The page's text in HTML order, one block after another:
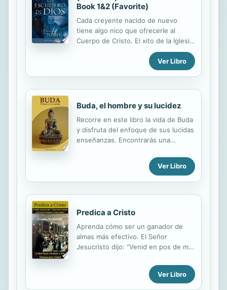
convincente.
Book 1&2 (Favorite)
Cada creyente nacido de nuevo
tiene algo nico que ofrecerle al
Cuerpo de Cristo. El xito de la Iglesia
depende de todas sus partes. Todos
en la iglesia local deben llevar el
espritu de un Escudero. Es el corazn
Reino hay que ser siervo de todos.
Ver Libro
Buda, el hombre y su lucidez
Recorre en este libro la vida de Buda
y disfruta del enfoque de sus lucidas
enseñanzas. Encontrarás una
budistas y conocerás del camino
espiritual, que inspira hoy a millones
de personas en el mundo
concebido de paz, ecuanimidad,
generosidad y regocijo. Es un libro
esencial de aprendizaje y consulta,
presentado en forma amena, sencilla
y accesible, que de seguro te
profundizar en el tema.
Ver Libro
Predica a Cristo
Aprenda cómo ser un ganador de
almas más efectivo. El Señor
Jesucristo dijo: “Venid en pos de mí,
Si en verdad estamos seguiendo a
Jesús, entonces vamos a alcanzar
Ver Libro